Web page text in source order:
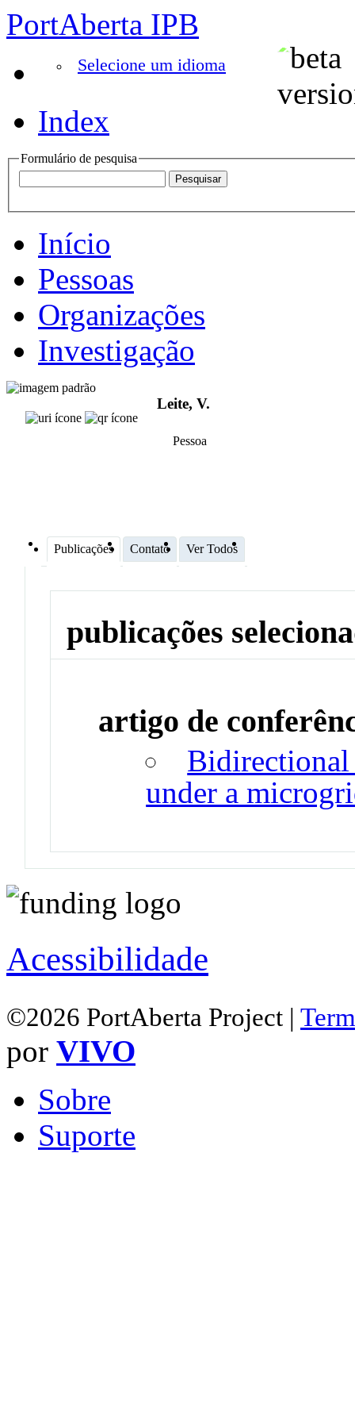
PortAberta IPB
Selecione um idioma
Index
Formulário de pesquisa
Início
Pessoas
Organizações
Investigação
Leite, V.
Pessoa
Publicações Contato Ver Todos
publicações
artigo de
under a
Acessibilidade
©2026 PortAberta Project |
por VIVO
Sobre
Suporte